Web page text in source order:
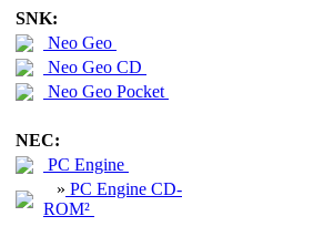
SNK:
Neo Geo
Neo Geo CD
Neo Geo Pocket
NEC:
PC Engine
» PC Engine CD-
ROM²